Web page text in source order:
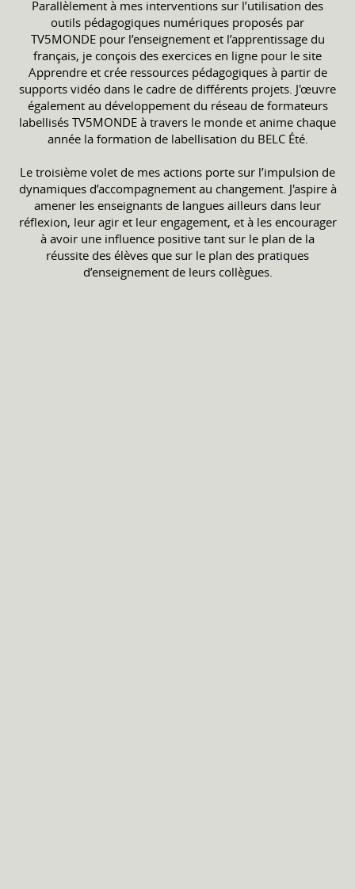
Parallèlement à mes interventions sur l’utilisation des
outils pédagogiques numériques proposés par
TV5MONDE pour l’enseignement et l’apprentissage du
français, je conçois des exercices en ligne pour le site
Apprendre et crée ressources pédagogiques à partir de
supports vidéo dans le cadre de différents projets. J'œuvre
également au développement du réseau de formateurs
labellisés TV5MONDE à travers le monde et anime chaque
année la formation de labellisation du BELC Été.
Le troisième volet de mes actions porte sur l’impulsion de
dynamiques d’accompagnement au changement. J'aspire à
amener les enseignants de langues ailleurs dans leur
réflexion, leur agir et leur engagement, et à les encourager
à avoir une influence positive tant sur le plan de la
réussite des élèves que sur le plan des pratiques
d’enseignement de leurs collègues.